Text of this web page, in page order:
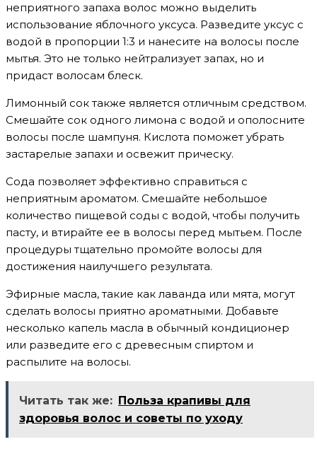
неприятного запаха волос можно выделить
использование яблочного уксуса. Разведите уксус с
водой в пропорции 1:3 и нанесите на волосы после
мытья. Это не только нейтрализует запах, но и
придаст волосам блеск.
Лимонный сок также является отличным средством.
Смешайте сок одного лимона с водой и ополосните
волосы после шампуня. Кислота поможет убрать
застарелые запахи и освежит прическу.
Сода позволяет эффективно справиться с
неприятным ароматом. Смешайте небольшое
количество пищевой соды с водой, чтобы получить
пасту, и втирайте ее в волосы перед мытьем. После
процедуры тщательно промойте волосы для
достижения наилучшего результата.
Эфирные масла, такие как лаванда или мята, могут
сделать волосы приятно ароматными. Добавьте
несколько капель масла в обычный кондиционер
или разведите его с древесным спиртом и
распылите на волосы.
Читать так же: Польза крапивы для
здоровья волос и советы по уходу